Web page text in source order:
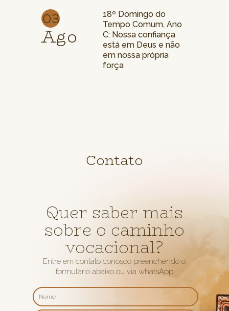
03
Ago
18º Domingo do
Tempo Comum, Ano
C: Nossa confiança
está em Deus e não
em nossa própria
força
Contato
Quer saber mais
sobre o caminho
vocacional?
Entre em contato conosco preenchendo o
formulário abaixo ou via whatsApp